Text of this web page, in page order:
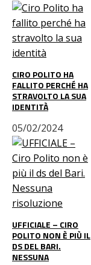
CIRO POLITO HA
FALLITO PERCHÉ HA
STRAVOLTO LA SUA
IDENTITÀ
05/02/2024
UFFICIALE – CIRO
POLITO NON È PIÙ IL
DS DEL BARI.
NESSUNA